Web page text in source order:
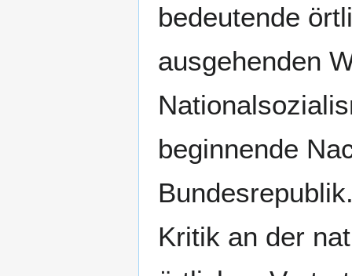
bedeutende
ausgehenden
beginnende
Kritik an der